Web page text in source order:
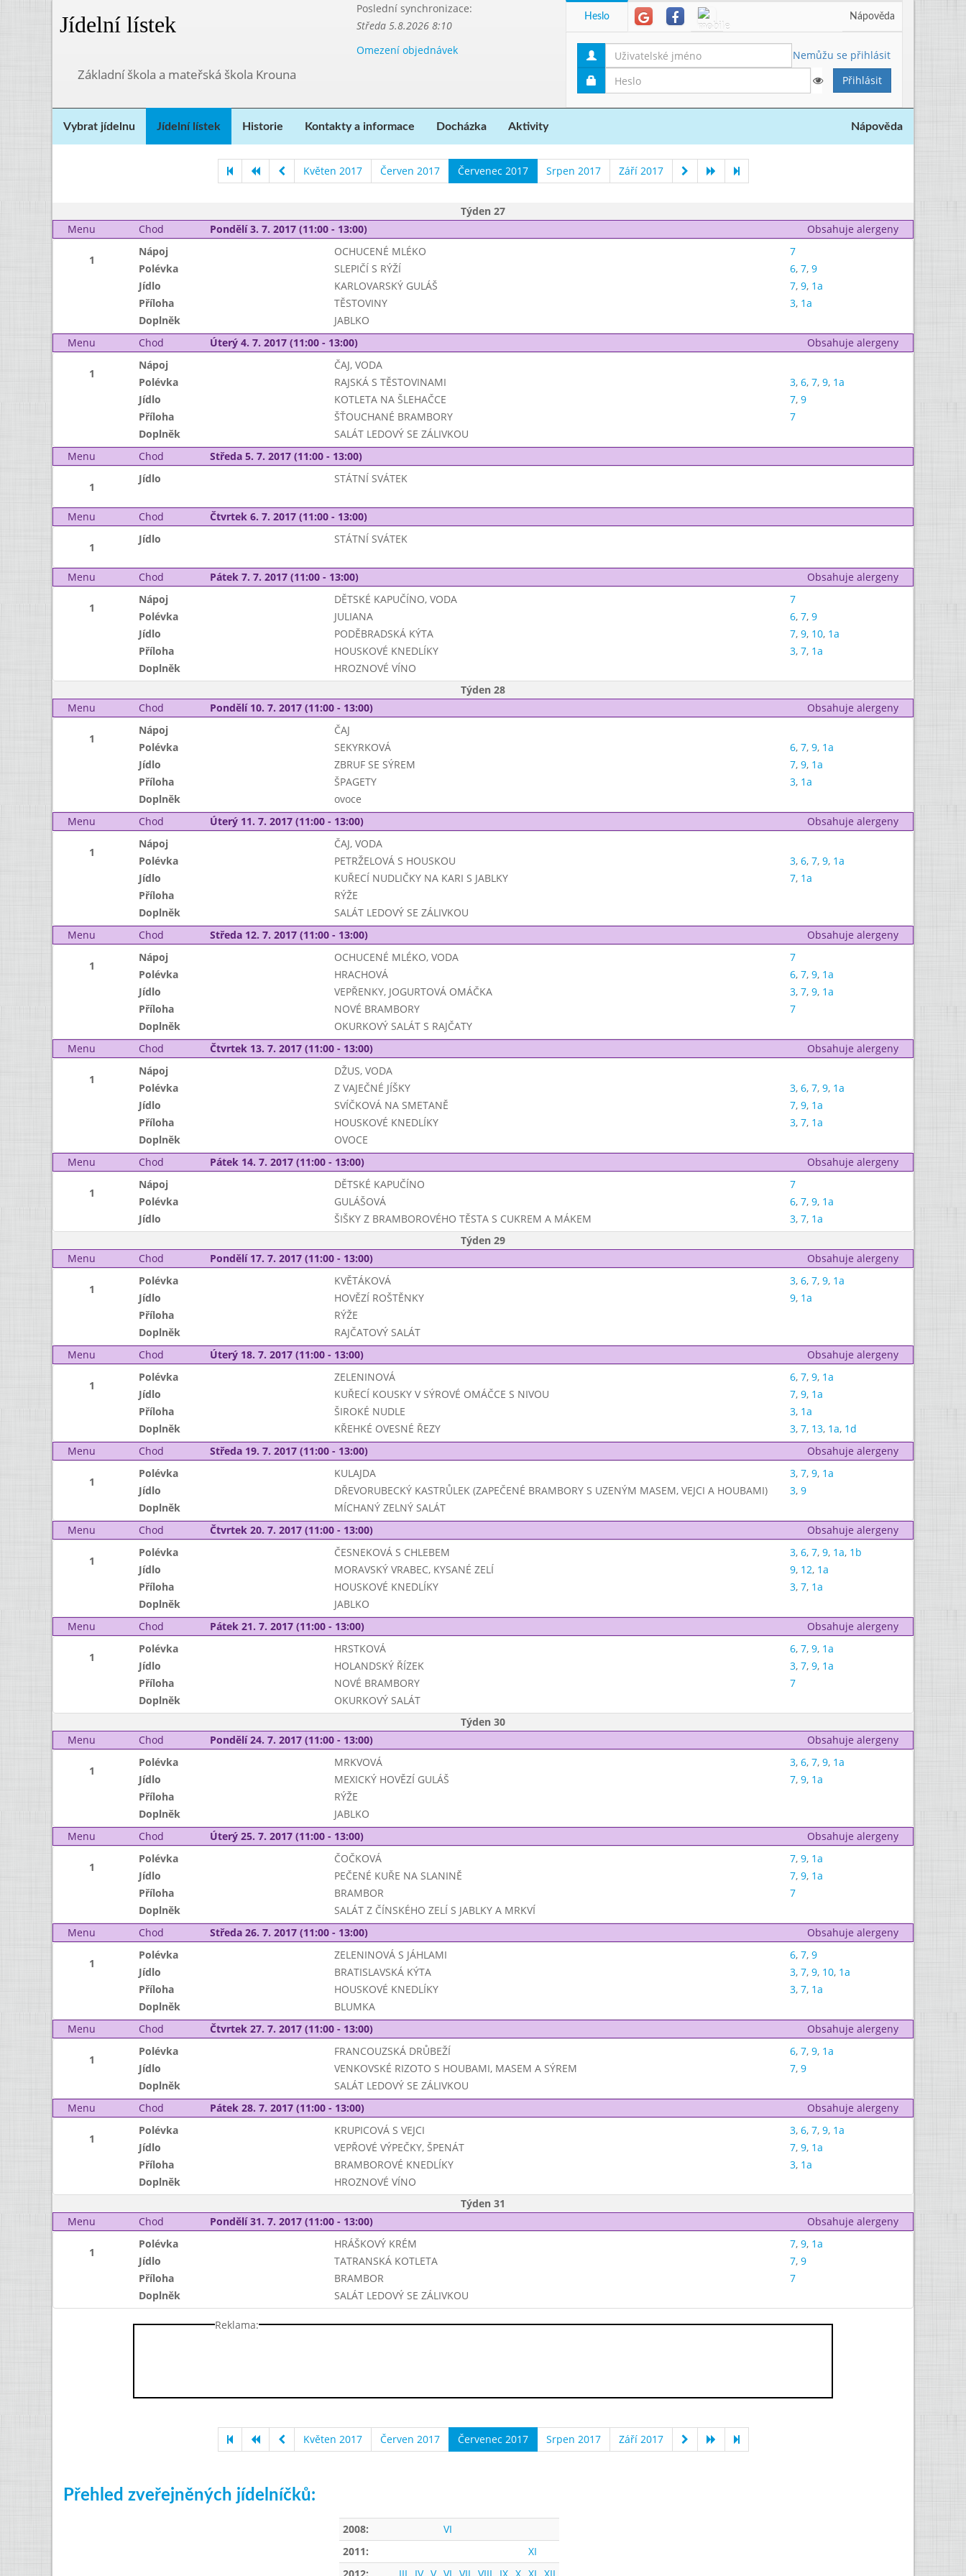
Jídelní lístek
Poslední synchronizace:
Středa 5.8.2026 8:10
Omezení objednávek
Základní škola a mateřská škola Krouna
Heslo Nápověda
Nemůžu se přihlásit
Vybrat jídelnu Jídelní lístek Historie Kontakty a informace Docházka Aktivity Nápověda
Květen 2017 Červen 2017 Červenec 2017 Srpen 2017 Září 2017
Týden 27
Menu
Chod Pondělí 3. 7. 2017 (11:00 - 13:00) Obsahuje alergeny
1
Nápoj OCHUCENÉ MLÉKO
7
Polévka
SLEPIČÍ S RÝŽÍ 6, 7, 9
Jídlo
KARLOVARSKÝ GULÁŠ 7, 9, 1a
Příloha
TĚSTOVINY 3, 1a
Doplněk
JABLKO
Menu
Chod Úterý 4. 7. 2017 (11:00 - 13:00) Obsahuje alergeny
1
Nápoj
ČAJ, VODA
Polévka
RAJSKÁ S TĚSTOVINAMI 3, 6, 7, 9, 1a
Jídlo
KOTLETA NA ŠLEHAČCE 7, 9
Příloha
ŠŤOUCHANÉ BRAMBORY
7
Doplněk
SALÁT LEDOVÝ SE ZÁLIVKOU
Menu
Chod Středa 5. 7. 2017 (11:00 - 13:00)
1
Jídlo STÁTNÍ SVÁTEK
Menu Chod Čtvrtek 6. 7. 2017 (11:00 - 13:00)
1
Jídlo STÁTNÍ SVÁTEK
Menu Chod Pátek 7. 7. 2017 (11:00 - 13:00) Obsahuje alergeny
1
Nápoj DĚTSKÉ KAPUČÍNO, VODA
7
Polévka
JULIANA 6, 7, 9
Jídlo
PODĚBRADSKÁ KÝTA 7, 9, 10, 1a
Příloha
HOUSKOVÉ KNEDLÍKY 3, 7, 1a
Doplněk
HROZNOVÉ VÍNO
Týden 28
Menu
Chod Pondělí 10. 7. 2017 (11:00 - 13:00) Obsahuje alergeny
1
Nápoj
ČAJ
Polévka
SEKYRKOVÁ 6, 7, 9, 1a
Jídlo
ZBRUF SE SÝREM 7, 9, 1a
Příloha
ŠPAGETY 3, 1a
Doplněk
ovoce
Menu
Chod Úterý 11. 7. 2017 (11:00 - 13:00) Obsahuje alergeny
1
Nápoj
ČAJ, VODA
Polévka
PETRŽELOVÁ S HOUSKOU 3, 6, 7, 9, 1a
Jídlo
KUŘECÍ NUDLIČKY NA KARI S JABLKY 7, 1a
Příloha
RÝŽE
Doplněk
SALÁT LEDOVÝ SE ZÁLIVKOU
Menu
Chod Středa 12. 7. 2017 (11:00 - 13:00) Obsahuje alergeny
1
Nápoj OCHUCENÉ MLÉKO, VODA
7
Polévka
HRACHOVÁ 6, 7, 9, 1a
Jídlo
VEPŘENKY, JOGURTOVÁ OMÁČKA 3, 7, 9, 1a
Příloha
NOVÉ BRAMBORY
7
Doplněk
OKURKOVÝ SALÁT S RAJČATY
Menu
Chod Čtvrtek 13. 7. 2017 (11:00 - 13:00) Obsahuje alergeny
1
Nápoj
DŽUS, VODA
Polévka
Z VAJEČNÉ JÍŠKY 3, 6, 7, 9, 1a
Jídlo
SVÍČKOVÁ NA SMETANĚ 7, 9, 1a
Příloha
HOUSKOVÉ KNEDLÍKY 3, 7, 1a
Doplněk
OVOCE
Menu
Chod Pátek 14. 7. 2017 (11:00 - 13:00) Obsahuje alergeny
1
Nápoj DĚTSKÉ KAPUČÍNO
7
Polévka
GULÁŠOVÁ 6, 7, 9, 1a
Jídlo
ŠIŠKY Z BRAMBOROVÉHO TĚSTA S CUKREM A MÁKEM 3, 7, 1a
Týden 29
Menu
Chod Pondělí 17. 7. 2017 (11:00 - 13:00) Obsahuje alergeny
1
Polévka KVĚTÁKOVÁ 3, 6, 7, 9, 1a
Jídlo
HOVĚZÍ ROŠTĚNKY 9, 1a
Příloha
RÝŽE
Doplněk
RAJČATOVÝ SALÁT
Menu
Chod Úterý 18. 7. 2017 (11:00 - 13:00) Obsahuje alergeny
1
Polévka ZELENINOVÁ 6, 7, 9, 1a
Jídlo
KUŘECÍ KOUSKY V SÝROVÉ OMÁČCE S NIVOU 7, 9, 1a
Příloha
ŠIROKÉ NUDLE 3, 1a
Doplněk
KŘEHKÉ OVESNÉ ŘEZY 3, 7, 13, 1a, 1d
Menu
Chod Středa 19. 7. 2017 (11:00 - 13:00) Obsahuje alergeny
1
Polévka KULAJDA 3, 7, 9, 1a
Jídlo
DŘEVORUBECKÝ KASTRŮLEK (ZAPEČENÉ BRAMBORY S UZENÝM MASEM, VEJCI A HOUBAMI) 3, 9
Doplněk
MÍCHANÝ ZELNÝ SALÁT
Menu
Chod Čtvrtek 20. 7. 2017 (11:00 - 13:00) Obsahuje alergeny
1
Polévka ČESNEKOVÁ S CHLEBEM 3, 6, 7, 9, 1a, 1b
Jídlo
MORAVSKÝ VRABEC, KYSANÉ ZELÍ 9, 12, 1a
Příloha
HOUSKOVÉ KNEDLÍKY 3, 7, 1a
Doplněk
JABLKO
Menu
Chod Pátek 21. 7. 2017 (11:00 - 13:00) Obsahuje alergeny
1
Polévka HRSTKOVÁ 6, 7, 9, 1a
Jídlo
HOLANDSKÝ ŘÍZEK 3, 7, 9, 1a
Příloha
NOVÉ BRAMBORY
7
Doplněk
OKURKOVÝ SALÁT
Týden 30
Menu
Chod Pondělí 24. 7. 2017 (11:00 - 13:00) Obsahuje alergeny
1
Polévka MRKVOVÁ 3, 6, 7, 9, 1a
Jídlo
MEXICKÝ HOVĚZÍ GULÁŠ 7, 9, 1a
Příloha
RÝŽE
Doplněk
JABLKO
Menu
Chod Úterý 25. 7. 2017 (11:00 - 13:00) Obsahuje alergeny
1
Polévka ČOČKOVÁ 7, 9, 1a
Jídlo
PEČENÉ KUŘE NA SLANINĚ 7, 9, 1a
Příloha
BRAMBOR
7
Doplněk
SALÁT Z ČÍNSKÉHO ZELÍ S JABLKY A MRKVÍ
Menu
Chod Středa 26. 7. 2017 (11:00 - 13:00) Obsahuje alergeny
1
Polévka ZELENINOVÁ S JÁHLAMI 6, 7, 9
Jídlo
BRATISLAVSKÁ KÝTA 3, 7, 9, 10, 1a
Příloha
HOUSKOVÉ KNEDLÍKY 3, 7, 1a
Doplněk
BLUMKA
Menu
Chod Čtvrtek 27. 7. 2017 (11:00 - 13:00) Obsahuje alergeny
1
Polévka FRANCOUZSKÁ DRŮBEŽÍ 6, 7, 9, 1a
Jídlo
VENKOVSKÉ RIZOTO S HOUBAMI, MASEM A SÝREM 7, 9
Doplněk
SALÁT LEDOVÝ SE ZÁLIVKOU
Menu
Chod Pátek 28. 7. 2017 (11:00 - 13:00) Obsahuje alergeny
1
Polévka KRUPICOVÁ S VEJCI 3, 6, 7, 9, 1a
Jídlo
VEPŘOVÉ VÝPEČKY, ŠPENÁT 7, 9, 1a
Příloha
BRAMBOROVÉ KNEDLÍKY 3, 1a
Doplněk
HROZNOVÉ VÍNO
Týden 31
Menu
Chod Pondělí 31. 7. 2017 (11:00 - 13:00) Obsahuje alergeny
1
Polévka HRÁŠKOVÝ KRÉM 7, 9, 1a
Jídlo
TATRANSKÁ KOTLETA 7, 9
Příloha
BRAMBOR
7
Doplněk
SALÁT LEDOVÝ SE ZÁLIVKOU
Reklama:
Květen 2017 Červen 2017 Červenec 2017 Srpen 2017 Září 2017
Přehled zveřejněných jídelníčků:
2008:
VI
2011:
XI